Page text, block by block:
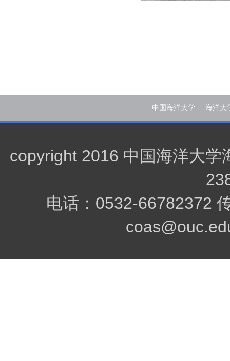
中国海洋大学 海洋大
copyright 2016 中国海洋大学
电话：0532-66782372